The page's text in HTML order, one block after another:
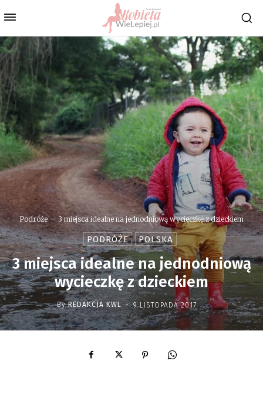
Podróże 3 miejsca idealne na jednodniową wycieczkę z dzieckiem
PODRÓŻE POLSKA
3 miejsca idealne na jednodniową
wycieczkę z dzieckiem
By REDAKCJA KWL - 9 LISTOPADA 2017